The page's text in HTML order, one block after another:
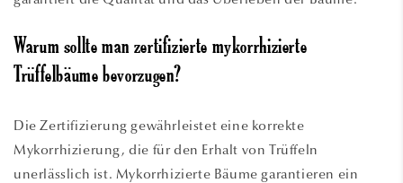
Warum sollte man zertifizierte mykorrhizierte
Trüffelbäume bevorzugen?
Die Zertifizierung gewährleistet eine korrekte
Mykorrhizierung, die für den Erhalt von Trüffeln
unerlässlich ist. Mykorrhizierte Bäume garantieren ein